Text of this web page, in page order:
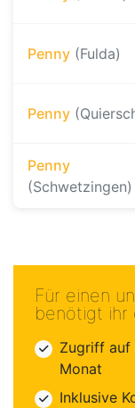
Penny (Fulda)
Penny
Penny
(Schwetzingen)
Für einen
benötigt ihr
Zugriff auf
Monat
Inklusive